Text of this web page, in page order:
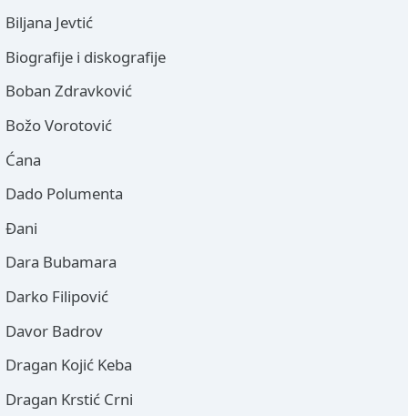
Biljana Jevtić
Biografije i diskografije
Boban Zdravković
Božo Vorotović
Ćana
Dado Polumenta
Đani
Dara Bubamara
Darko Filipović
Davor Badrov
Dragan Kojić Keba
Dragan Krstić Crni